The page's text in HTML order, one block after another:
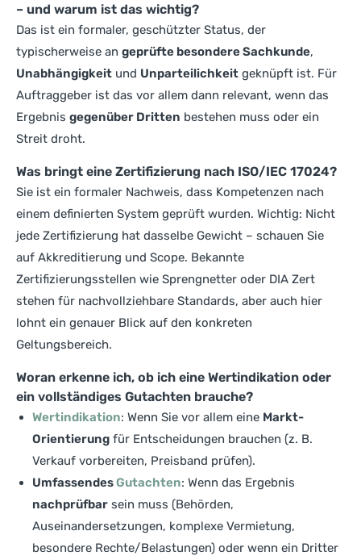
– und warum ist das wichtig?
Das ist ein formaler, geschützter Status, der
typischerweise an geprüfte besondere Sachkunde,
Unabhängigkeit und Unparteilichkeit geknüpft ist. Für
Auftraggeber ist das vor allem dann relevant, wenn das
Ergebnis gegenüber Dritten bestehen muss oder ein
Streit droht.
Was bringt eine Zertifizierung nach ISO/IEC 17024?
Sie ist ein formaler Nachweis, dass Kompetenzen nach
einem definierten System geprüft wurden. Wichtig: Nicht
jede Zertifizierung hat dasselbe Gewicht – schauen Sie
auf Akkreditierung und Scope. Bekannte
Zertifizierungsstellen wie Sprengnetter oder DIA Zert
stehen für nachvollziehbare Standards, aber auch hier
lohnt ein genauer Blick auf den konkreten
Geltungsbereich.
Woran erkenne ich, ob ich eine Wertindikation oder
ein vollständiges Gutachten brauche?
Wertindikation: Wenn Sie vor allem eine Markt-
Orientierung für Entscheidungen brauchen (z. B.
Verkauf vorbereiten, Preisband prüfen).
UmfassendesGutachten: Wenn das Ergebnis
nachprüfbar sein muss (Behörden,
Auseinandersetzungen, komplexe Vermietung,
besondere Rechte/Belastungen) oder wenn ein Dritter